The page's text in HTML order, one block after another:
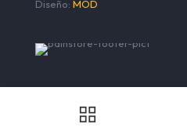
Diseño: MOD